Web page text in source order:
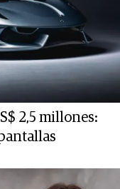
2,5 millones: